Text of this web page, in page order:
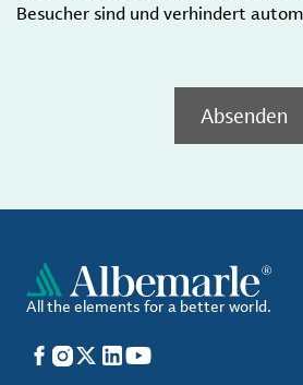
Besucher sind und verhindert
Absenden
All the elements for a better world.
Facebook
Instagram
X LinkedIn
YouTube